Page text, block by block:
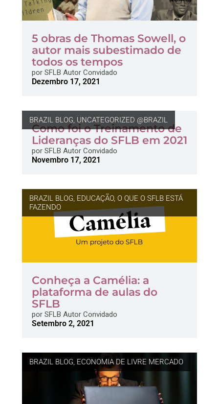
5 obras de Thomas Sowell, o
autor mais subestimado de
todos os tempos
porSFLB Autor Convidado
Dezembro 17, 2021
BRAZIL BLOG, UNCATEGORIZED @BRAZIL
Como foi o Treinamento de
Lideranças do SFLB em 2021
porSFLB Autor Convidado
Novembro 17, 2021
BRAZIL BLOG, EDUCAÇÃO, O QUE O SFLB ESTÁ
FAZENDO
Conheça a Camélia: a
plataforma de aulas do
SFLB
porSFLB Autor Convidado
Setembro 2, 2021
BRAZIL BLOG, ECONOMIA DE LIVRE MERCADO